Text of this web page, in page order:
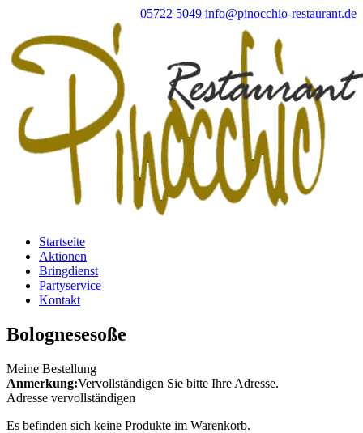
05722 5049 info@pinocchio-restaurant.de
Startseite
Aktionen
Bringdienst
Partyservice
Kontakt
Bolognesesoße
Meine Bestellung
Anmerkung:Vervollständigen Sie bitte Ihre Adresse.
Adresse vervollständigen
Es befinden sich keine Produkte im Warenkorb.